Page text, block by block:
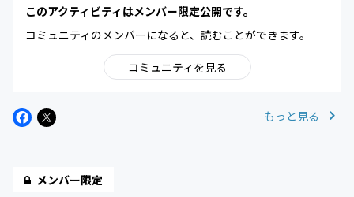
このアクティビティはメンバー限定公開です。
コミュニティのメンバーになると、読むことができます。
コミュニティを見る
もっと見る
メンバー限定